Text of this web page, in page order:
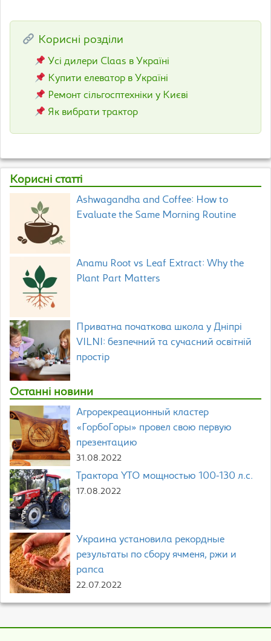
Корисні розділи
Усі дилери Claas в Україні
Купити елеватор в Україні
Ремонт сільгосптехніки у Києві
Як вибрати трактор
Корисні статті
Ashwagandha and Coffee: How to
Evaluate the Same Morning Routine
Anamu Root vs Leaf Extract: Why the
Plant Part Matters
Приватна початкова школа у Дніпрі
VILNI: безпечний та сучасний освітній
простір
Останні новини
Агрорекреационный кластер
«ГорбоГоры» провел свою первую
презентацию
31.08.2022
Трактора YTO мощностью 100-130 л.с.
17.08.2022
Украина установила рекордные
результаты по сбору ячменя, ржи и
рапса
22.07.2022